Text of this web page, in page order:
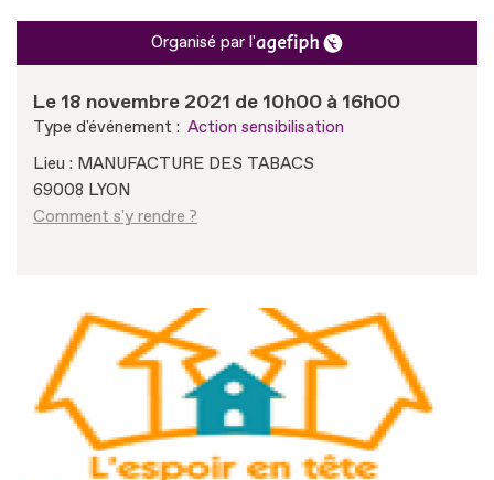
Organisé par l'
Le 18 novembre 2021 de 10h00 à 16h00
Type d'événement : Action sensibilisation
Lieu : MANUFACTURE DES TABACS
69008 LYON
Comment s'y rendre ?